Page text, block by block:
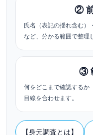
②
氏名（表記の揺れ含む）
など、分かる範囲で整理
③
何をどこまで確認するか
目線を合わせます。
【身元調査とは】